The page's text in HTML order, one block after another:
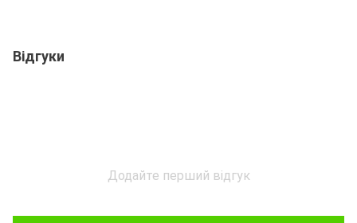
Відгуки
Додайте перший відгук